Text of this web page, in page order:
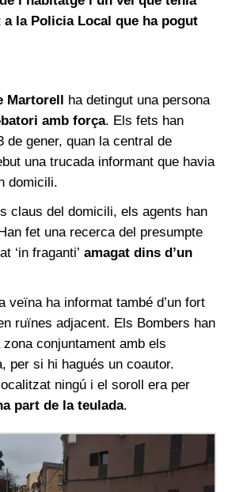
la Policia Local que ha pogut
Martorell ha detingut una persona
amb força. Els fets han
de gener, quan la central de
una trucada informant que havia
domicili.
claus del domicili, els agents han
fet una recerca del presumpte
‘in fraganti’ amagat dins d’un
veïna ha informat també d’un fort
ruïnes adjacent. Els Bombers han
conjuntament amb els
per si hi hagués un coautor.
ningú i el soroll era per
part de la teulada.